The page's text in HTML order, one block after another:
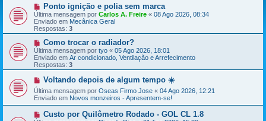
N
o
v
a
m
e
n
s
a
g
e
m
Ponto ignição e polia sem marca
Última mensagem por Carlos A. Freire « 08 Ago 2026, 08:34
Enviado em Mecânica Geral
Respostas: 3
N
o
v
a
m
e
s
a
g
e
m
Como trocar o radiador?
Última mensagem por tyo « 05 Ago 2026, 18:01
Enviado em Ar condicionado, Ventilação e Arrefecimento
Respostas: 3
N
v
a
m
e
n
Voltando depois de algum tempo ☀️
Última mensagem por Oseas Firmo Jose « 04 Ago 2026, 12:21
Enviado em Novos monzeiros - Apresentem-se!
N
o
Custo por Quilômetro Rodado - GOL CL 1.8